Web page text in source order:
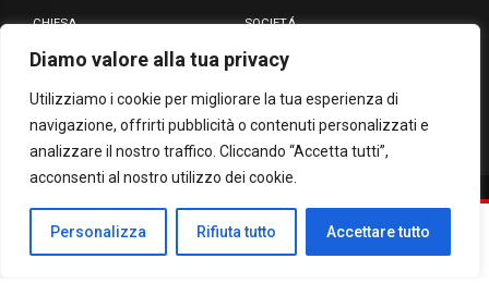
Diamo valore alla tua privacy
Utilizziamo i cookie per migliorare la tua esperienza di
navigazione, offrirti pubblicità o contenuti personalizzati e
analizzare il nostro traffico. Cliccando “Accetta tutti”,
acconsenti al nostro utilizzo dei cookie.
Personalizza Rifiuta tutto Accettare tutto
CHIESA SOCIETÁ
CARITÁ GIUBILEO
CULTURA MEDIA
Facebook
WhatsApp
Threads
Email
Condividi